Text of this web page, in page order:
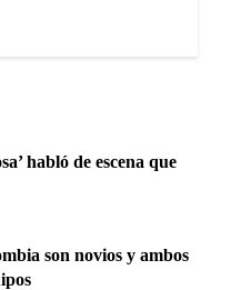
habló de escena que
son novios y ambos